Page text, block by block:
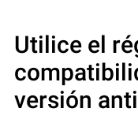
Utilice el
versión